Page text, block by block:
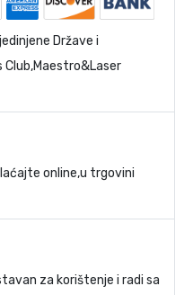
Države i
Club,Maestro&Laser
online,u trgovini
za korištenje i radi sa